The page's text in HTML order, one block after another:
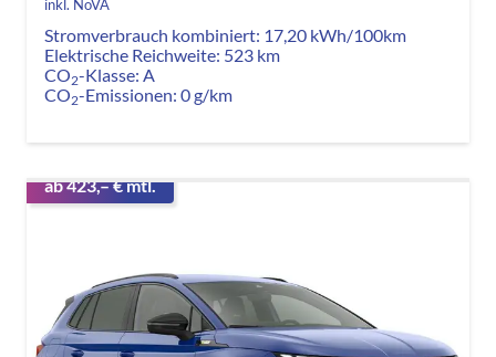
inkl. NoVA
Stromverbrauch kombiniert: 17,20 kWh/100km
Elektrische Reichweite: 523 km
CO2-Klasse: A
CO2-Emissionen: 0 g/km
ab 423,– € mtl.